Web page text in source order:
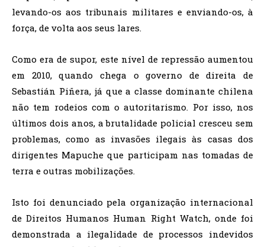
levando-os aos tribunais militares e enviando-os, à
força, de volta aos seus lares.
Como era de supor, este nível de repressão aumentou
em 2010, quando chega o governo de direita de
Sebastián Piñera, já que a classe dominante chilena
não tem rodeios com o autoritarismo. Por isso, nos
últimos dois anos, a brutalidade policial cresceu sem
problemas, como as invasões ilegais às casas dos
dirigentes Mapuche que participam nas tomadas de
terra e outras mobilizações.
Isto foi denunciado pela organização internacional
de Direitos Humanos Human Right Watch, onde foi
demonstrada a ilegalidade de processos indevidos